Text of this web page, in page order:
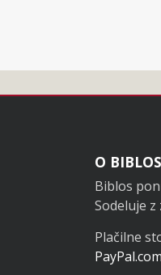
Noga
O
Biblos
Sodeluje
Plačilne
PayPal.com